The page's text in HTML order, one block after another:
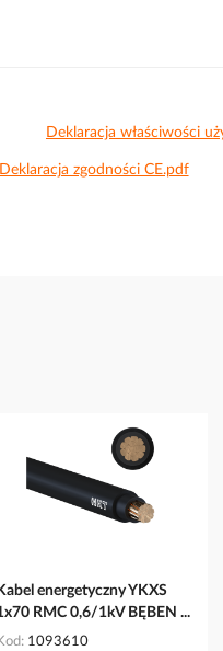
Deklaracja zgodności CE.pdf
Kabel energetyczny YKXS
RMC 0,6/1kV BĘBEN ...
1093610